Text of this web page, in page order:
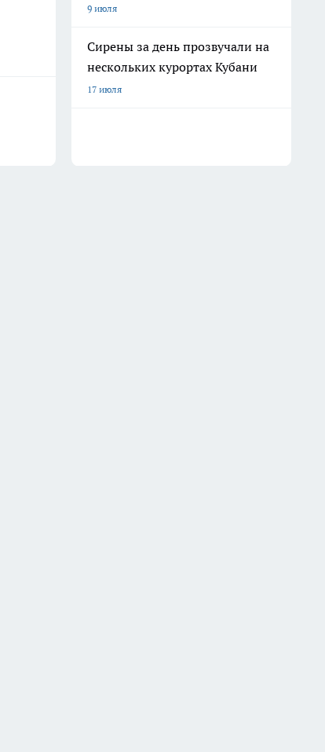
9 июля
Сирены за день прозвучали на
нескольких курортах Кубани
17 июля